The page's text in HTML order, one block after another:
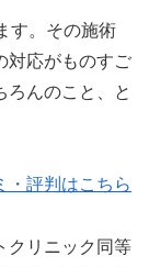
す。その施術
対応がものすご
ろんのこと、と
・評判はこちら
クリニック同等